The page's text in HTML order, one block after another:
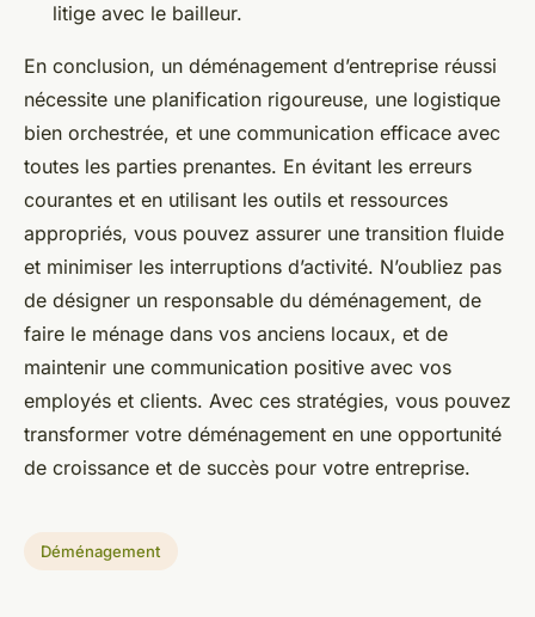
litige avec le bailleur.
En conclusion, un déménagement d’entreprise réussi
nécessite une planification rigoureuse, une logistique
bien orchestrée, et une communication efficace avec
toutes les parties prenantes. En évitant les erreurs
courantes et en utilisant les outils et ressources
appropriés, vous pouvez assurer une transition fluide
et minimiser les interruptions d’activité. N’oubliez pas
de désigner un responsable du déménagement, de
faire le ménage dans vos anciens locaux, et de
maintenir une communication positive avec vos
employés et clients. Avec ces stratégies, vous pouvez
transformer votre déménagement en une opportunité
de croissance et de succès pour votre entreprise.
Déménagement